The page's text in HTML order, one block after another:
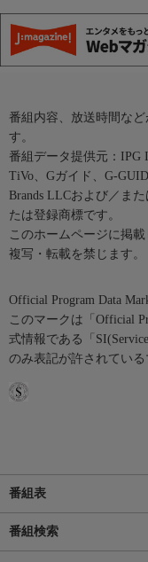
番組内容、放送時間な
す。
番組データ提供元：IPG
TiVo、Gガイド、G-
Brands LLCおよび／ま
たは登録商標です。
このホームページに掲
複写・転載を禁じます。
Official Program Data
このマークは「Official
式情報である「
のみ表記が許されている
番組表
番組検索